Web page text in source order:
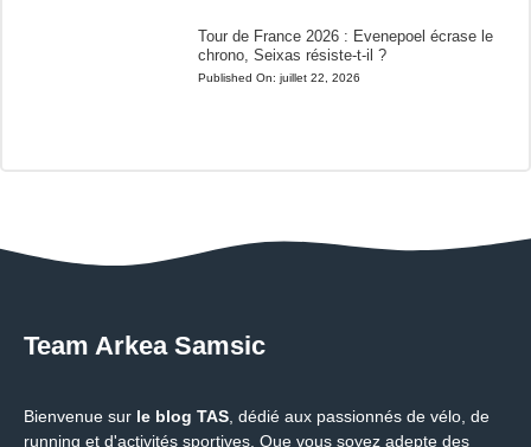
Tour de France 2026 : Evenepoel écrase le
chrono, Seixas résiste-t-il ?
Published On: juillet 22, 2026
Team Arkea Samsic
Bienvenue sur le blog TAS , dédié aux passionnés de vélo, de
running et d'activités sportives. Que vous soyez adepte des